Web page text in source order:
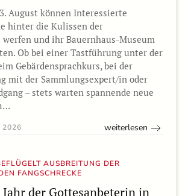
August können Interessierte
hinter die Kulissen der
und ihr Bauernhaus-Museum
Ob bei einer Tastführung unter der
Gebärdensprachkurs, bei der
mit der Sammlungsexpert/in oder
– stets warten spannende neue
2026 weiterlesen
AUSBREITUNG DER
FANGSCHRECKE
Jahr der Gottesanbeterin in